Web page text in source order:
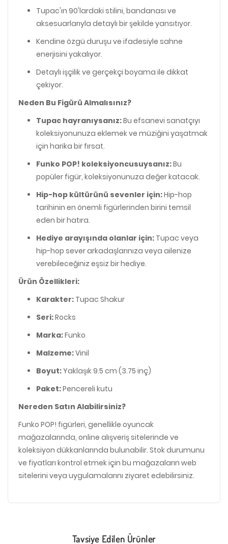
Tupac'ın 90'lardaki stilini, bandanası ve
aksesuarlarıyla detaylı bir şekilde yansıtıyor.
Kendine özgü duruşu ve ifadesiyle sahne
enerjisini yakalıyor.
Detaylı işçilik ve gerçekçi boyama ile dikkat
çekiyor.
Neden Bu Figürü Almalısınız?
Tupac hayranıysanız:Bu efsanevi sanatçıyı
koleksiyonunuza eklemek ve müziğini yaşatmak
için harika bir fırsat.
Funko POP! koleksiyoncusuysanız:Bu
popüler figür, koleksiyonunuza değer katacak.
Hip-hop kültürünü sevenler için:Hip-hop
tarihinin en önemli figürlerinden birini temsil
eden bir hatıra.
Hediye arayışında olanlar için: Tupac veya
hip-hop sever arkadaşlarınıza veya ailenize
verebileceğiniz eşsiz bir hediye.
Ürün Özellikleri:
Karakter: Tupac Shakur
Seri:Rocks
Marka:Funko
Malzeme:Vinil
Boyut:Yaklaşık 9.5 cm (3.75 inç)
Paket:Pencereli kutu
Nereden Satın Alabilirsiniz?
Funko POP! figürleri, genellikle oyuncak
mağazalarında, online alışveriş sitelerinde ve
koleksiyon dükkanlarında bulunabilir. Stok durumunu
ve fiyatları kontrol etmek için bu mağazaların web
sitelerini veya uygulamalarını ziyaret edebilirsiniz.
Tavsiye Edilen Ürünler